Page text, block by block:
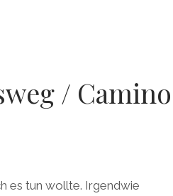
/ Camino
es tun wollte. Irgendwie